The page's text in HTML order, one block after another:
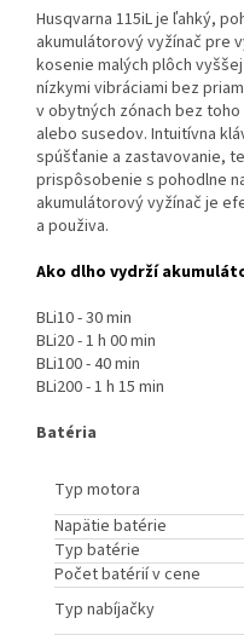
Husqvarna 115iL je ľahký,
akumulátorový vyžínač pre
kosenie malých plôch
nízkymi vibráciami bez
v obytných zónach bez
alebo susedov. Intuitívna
spúšťanie a zastavovanie,
prispôsobenie s pohodlne
akumulátorový vyžínač je
a použiva.
Ako dlho vydrží
BLi10 - 30 min
BLi20 - 1 h 00 min
BLi100 - 40 min
BLi200 - 1 h 15 min
Batéria
Typ motora
Napätie batérie
Typ batérie
Počet batérií v cene
Typ nabíjačky